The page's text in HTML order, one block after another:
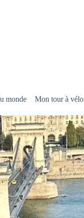
monde Mon tour à vélo